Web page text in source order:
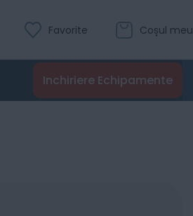
Coșul meu
Favorite
Inchiriere Echipamente
Evaluare:
0
% of 100
Recenzii
Adaugă în coș